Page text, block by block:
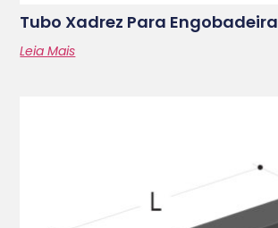
Tubo Xadrez Para Engobadeira
Leia Mais